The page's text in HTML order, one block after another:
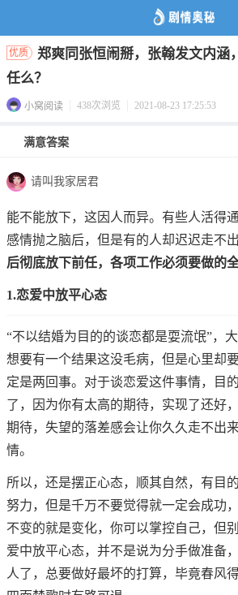
优质
郑爽同张恒闹掰，张翰发文内涵
任么？
小窝阅读 438次浏览 2021-08-23 17:25:53
满意答案
请叫我家居君
能不能放下，这因人而异。有些人活得
感情抛之脑后，但是有的人却迟迟走不出
后彻底放下前任，各项工作必须要做的全
1.恋爱中放平心态
“不以结婚为目的的谈恋都是耍流氓”，
想要有一个结果这没毛病，但是心里却
定是两回事。对于谈恋爱这件事情，目
了，因为你有太高的期待，实现了还好
期待，失望的落差感会让你久久走不出
情。
所以，还是摆正心态，顺其自然，有目
努力，但是千万不要觉得就一定会成功
不变的就是变化，你可以掌控自己，但
爱中放平心态，并不是说为分手做准备
人了，总要做好最坏的打算，毕竟春风